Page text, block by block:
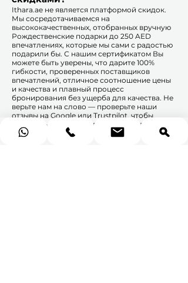
​​Ithara.ae не является платформой скидок.
Мы сосредотачиваемся на
высококачественных, отобранных вручную
Рождественские подарки до 250 AED
впечатлениях, которые мы сами с радостью
подарили бы. С нашим сертификатом Вы
можете быть уверены, что дарите 100%
гибкости, проверенных поставщиков
впечатлений, отличное соотношение цены
и качества и плавный процесс
бронирования без ущерба для качества. Не
верьте нам на слово — проверьте наши
отзывы на Google или Trustpilot, чтобы
услышать мнения реальных клиентов.